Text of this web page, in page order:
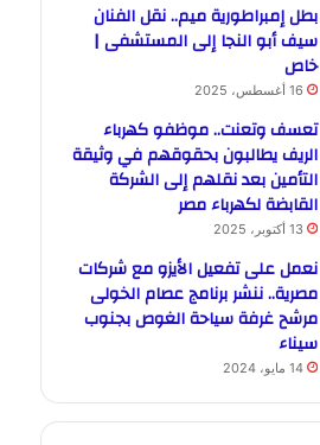
بطل إمبراطورية ميم.. نقل الفنان
سيف أبو النجا إلى المستشفى |
خاص
16 أغسطس، 2025
تعسف وتعنت.. موظفو كهرباء
الريف يطالبون بحقوقهم في وثيقة
التأمين بعد نقلهم إلى الشركة
القابضة لكهرباء مصر
13 أكتوبر، 2025
نعمل على تفعيل الأيزو مع شركات
مصرية.. ننشر برنامج عصام الخولى
مرشح غرفة سياحة الغوص بجنوب
سيناء
14 مايو، 2024